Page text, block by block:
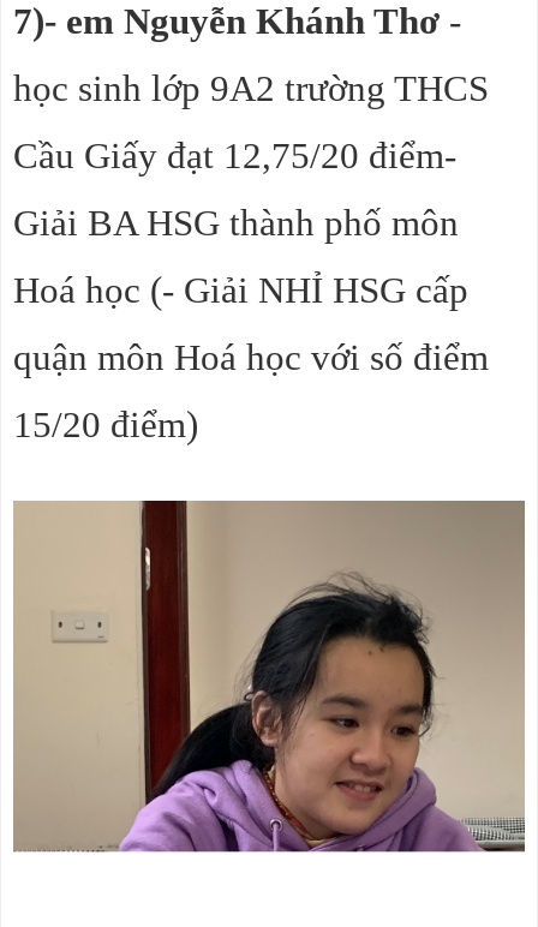
7)- em Nguyễn Khánh Thơ -
học sinh lớp 9A2 trường THCS
Cầu Giấy đạt 12,75/20 điểm-
Giải BA HSG thành phố môn
Hoá học (- Giải NHỈ HSG cấp
quận môn Hoá học với số điểm
15/20 điểm)